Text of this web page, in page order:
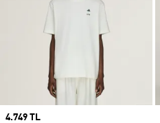
Price
4.749 TL